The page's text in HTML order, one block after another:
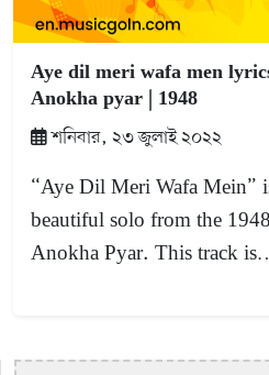
Aye dil meri wafa men
Anokha pyar | 1948
শনিবার, ২৩ জুলাই ২০২২
“Aye Dil Meri Wafa Mein”
beautiful solo from the
Anokha Pyar. This track